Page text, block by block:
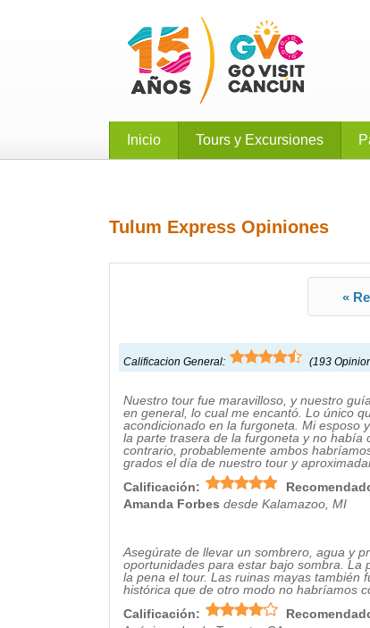
Inicio Tours y Excursiones
Tulum Express Opiniones
«
Calificacion General: (193
Nuestro tour fue maravilloso, y nuestro
en general, lo cual me encantó. Lo único
acondicionado en la furgoneta. Mi esposo
la parte trasera de la furgoneta y no había
contrario, probablemente ambos
grados el día de nuestro tour y
Calificación:
Amanda Forbes desde Kalamazoo, MI
Asegúrate de llevar un sombrero, agua y
oportunidades para estar bajo sombra. La
la pena el tour. Las ruinas mayas también
histórica que de otro modo no habríamos
Calificación: